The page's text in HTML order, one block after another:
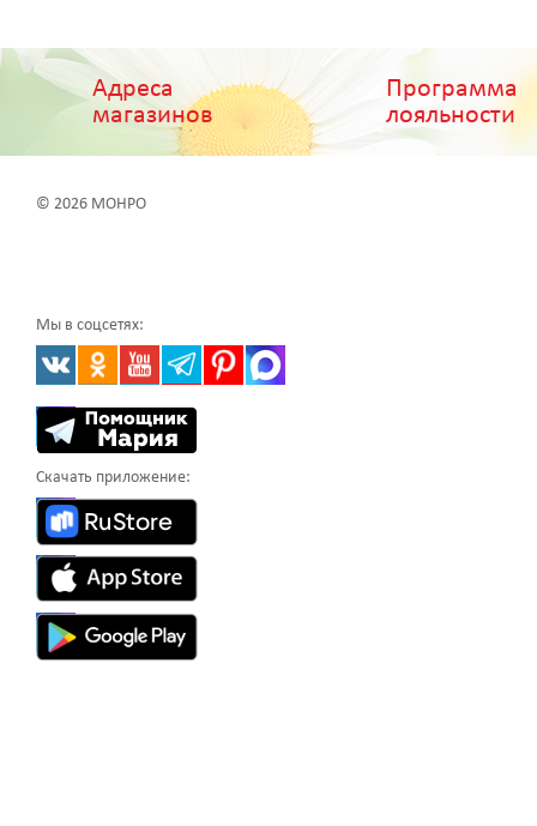
Адреса
магазинов
Программа
лояльности
© 2026 МОНРО
Мы в соцсетях:
Скачать приложение: